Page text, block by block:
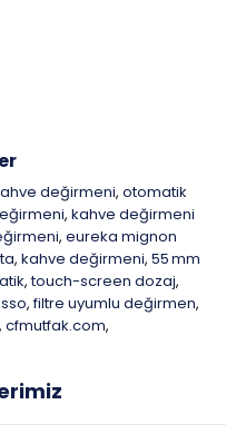
değirmeni, otomatik
, kahve değirmeni
, eureka mignon
, kahve değirmeni, 55 mm
, touch-screen dozaj,
, filtre uyumlu değirmen,
, cfmutfak.com,